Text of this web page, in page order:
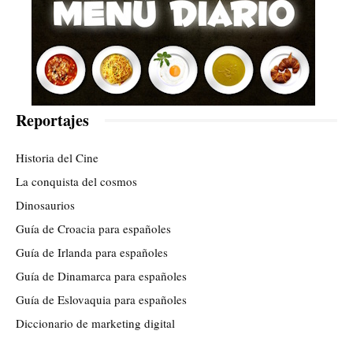
Reportajes
Historia del Cine
La conquista del cosmos
Dinosaurios
Guía de Croacia para españoles
Guía de Irlanda para españoles
Guía de Dinamarca para españoles
Guía de Eslovaquia para españoles
Diccionario de marketing digital